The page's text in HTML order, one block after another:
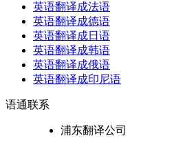
英语翻译成法语
英语翻译成德语
英语翻译成日语
英语翻译成韩语
英语翻译成俄语
英语翻译成印尼语
语通联系
浦东翻译公司